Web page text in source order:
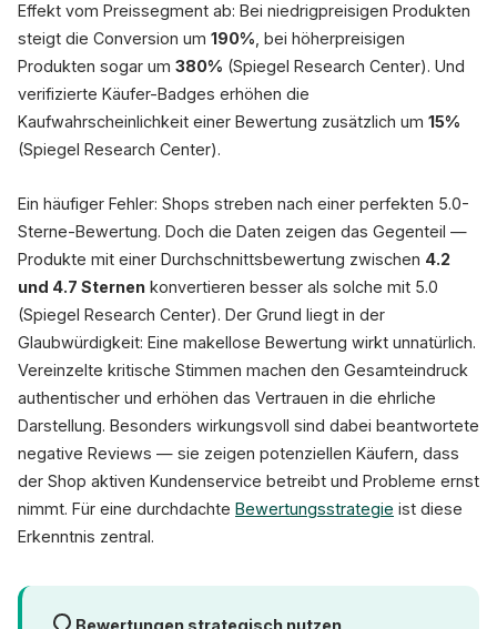
Effekt vom Preissegment ab: Bei niedrigpreisigen Produkten
steigt die Conversion um 190% , bei höherpreisigen
Produkten sogar um 380% (Spiegel Research Center). Und
verifizierte Käufer-Badges erhöhen die
Kaufwahrscheinlichkeit einer Bewertung zusätzlich um 15%
(Spiegel Research Center).
Ein häufiger Fehler: Shops streben nach einer perfekten 5.0-
Sterne-Bewertung. Doch die Daten zeigen das Gegenteil —
Produkte mit einer Durchschnittsbewertung zwischen 4.2
und 4.7 Sternen konvertieren besser als solche mit 5.0
(Spiegel Research Center). Der Grund liegt in der
Glaubwürdigkeit: Eine makellose Bewertung wirkt unnatürlich.
Vereinzelte kritische Stimmen machen den Gesamteindruck
authentischer und erhöhen das Vertrauen in die ehrliche
Darstellung. Besonders wirkungsvoll sind dabei beantwortete
negative Reviews — sie zeigen potenziellen Käufern, dass
der Shop aktiven Kundenservice betreibt und Probleme ernst
nimmt. Für eine durchdachte Bewertungsstrategie ist diese
Erkenntnis zentral.
Bewertungen strategisch nutzen